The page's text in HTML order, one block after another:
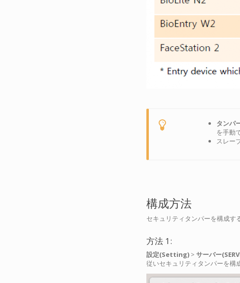
タンパ
を手動
スレー
構成方法
セキュリティタンパーを構成す
方法 1:
設定(Setting) > サーバー
従いセキュリティタンパーを構